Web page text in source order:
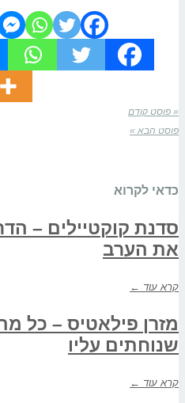
« פוסט קודם
פוסט הבא »
כדאי לקרוא
סדנת קוקטיילים –
את הערב
קרא עוד ←
מזרן פילאטיס – כל
שנוחתים עליו
קרא עוד ←